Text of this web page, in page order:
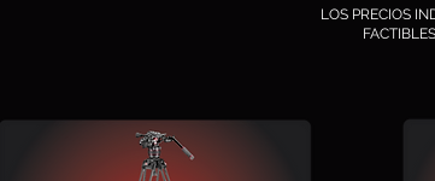
LOS PRECIOS